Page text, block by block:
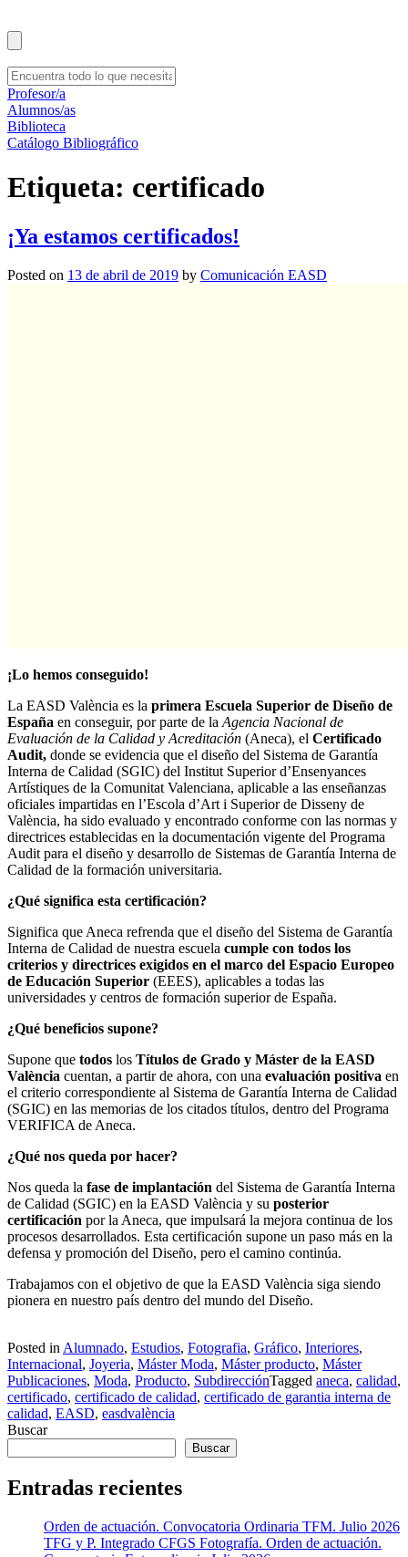
Profesor/a
Alumnos/as
Biblioteca
Catálogo Bibliográfico
Etiqueta: certificado
¡Ya estamos certificados!
Posted on 13 de abril de 2019 by Comunicación EASD
¡Lo hemos conseguido!
La EASD València es la primera Escuela Superior de Diseño de
España en conseguir, por parte de la Agencia Nacional de
Evaluación de la Calidad y Acreditación (Aneca), el Certificado
Audit, donde se evidencia que el diseño del Sistema de Garantía
Interna de Calidad (SGIC) del Institut Superior d’Ensenyances
Artístiques de la Comunitat Valenciana, aplicable a las enseñanzas
oficiales impartidas en l’Escola d’Art i Superior de Disseny de
València, ha sido evaluado y encontrado conforme con las normas y
directrices establecidas en la documentación vigente del Programa
Audit para el diseño y desarrollo de Sistemas de Garantía Interna de
Calidad de la formación universitaria.
¿Qué significa esta certificación?
Significa que Aneca refrenda que el diseño del Sistema de Garantía
Interna de Calidad de nuestra escuela cumple con todos los
criterios y directrices exigidos en el marco del Espacio Europeo
de Educación Superior (EEES), aplicables a todas las
universidades y centros de formación superior de España.
¿Qué beneficios supone?
Supone que todos los Títulos de Grado y Máster de la EASD
València cuentan, a partir de ahora, con una evaluación positiva en
el criterio correspondiente al Sistema de Garantía Interna de Calidad
(SGIC) en las memorias de los citados títulos, dentro del Programa
VERIFICA de Aneca.
¿Qué nos queda por hacer?
Nos queda la fase de implantación del Sistema de Garantía Interna
de Calidad (SGIC) en la EASD València y su posterior
certificación por la Aneca, que impulsará la mejora continua de los
procesos desarrollados. Esta certificación supone un paso más en la
defensa y promoción del Diseño, pero el camino continúa.
Trabajamos con el objetivo de que la EASD València siga siendo
pionera en nuestro país dentro del mundo del Diseño.
Posted in Alumnado, Estudios, Fotografia, Gráfico, Interiores,
Internacional, Joyeria, Máster Moda, Máster producto, Máster
Publicaciones, Moda, Producto, SubdirecciónTagged aneca, calidad,
certificado, certificado de calidad, certificado de garantia interna de
calidad, EASD, easdvalència
Buscar
Buscar
Entradas recientes
Orden de actuación. Convocatoria Ordinaria TFM. Julio 2026
TFG y P. Integrado CFGS Fotografía. Orden de actuación.